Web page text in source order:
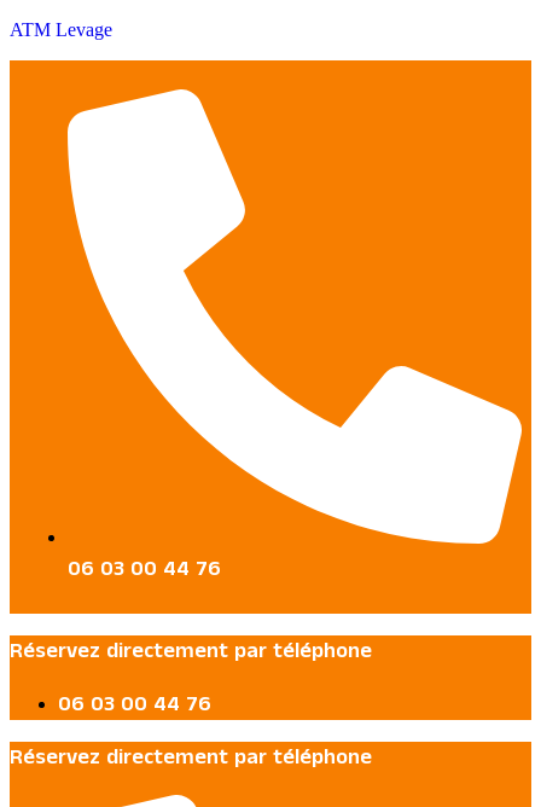
ATM Levage
06 03 00 44 76
Réservez directement par téléphone
06 03 00 44 76
Réservez directement par téléphone